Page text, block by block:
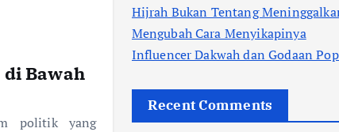
Bawah
politik yang
Hijrah Bukan Tentang
Mengubah Cara Menyikapinya
Influencer Dakwah dan Godaan
Recent Comments